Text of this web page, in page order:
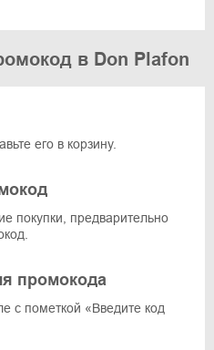
в Don Plafon
его в корзину.
покупки, предварительно
промокода
с пометкой «Введите код